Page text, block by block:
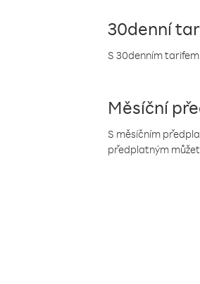
30denní
S 30denním
Měsíční
S měsíčním
předplatným